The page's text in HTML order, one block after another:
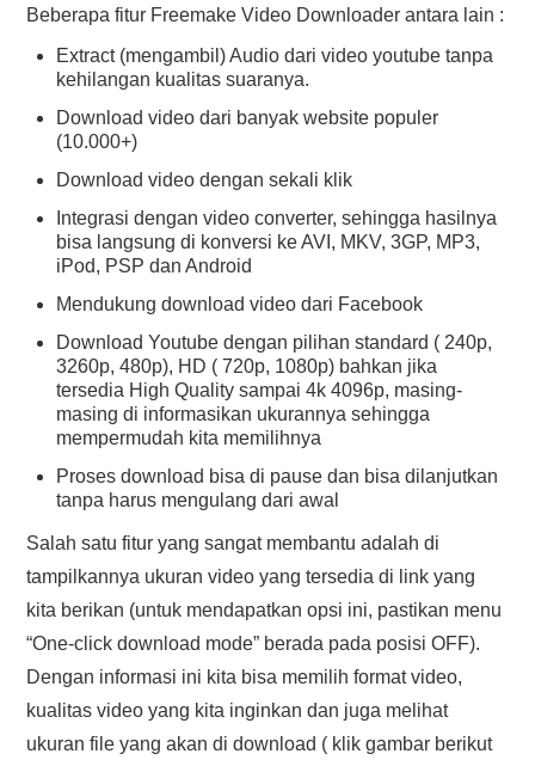
Beberapa fitur Freemake Video Downloader antara lain :
Extract (mengambil) Audio dari video youtube tanpa
kehilangan kualitas suaranya.
Download video dari banyak website populer
(10.000+)
Download video dengan sekali klik
Integrasi dengan video converter, sehingga hasilnya
bisa langsung di konversi ke AVI, MKV, 3GP, MP3,
iPod, PSP dan Android
Mendukung download video dari Facebook
Download Youtube dengan pilihan standard ( 240p,
3260p, 480p), HD ( 720p, 1080p) bahkan jika
tersedia High Quality sampai 4k 4096p, masing-
masing di informasikan ukurannya sehingga
mempermudah kita memilihnya
Proses download bisa di pause dan bisa dilanjutkan
tanpa harus mengulang dari awal
Salah satu fitur yang sangat membantu adalah di
tampilkannya ukuran video yang tersedia di link yang
kita berikan (untuk mendapatkan opsi ini, pastikan menu
“One-click download mode” berada pada posisi OFF).
Dengan informasi ini kita bisa memilih format video,
kualitas video yang kita inginkan dan juga melihat
ukuran file yang akan di download ( klik gambar berikut